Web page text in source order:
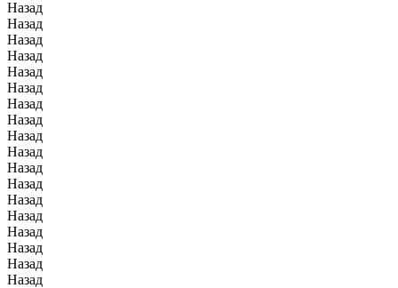
Назад
Назад
Назад
Назад
Назад
Назад
Назад
Назад
Назад
Назад
Назад
Назад
Назад
Назад
Назад
Назад
Назад
Назад